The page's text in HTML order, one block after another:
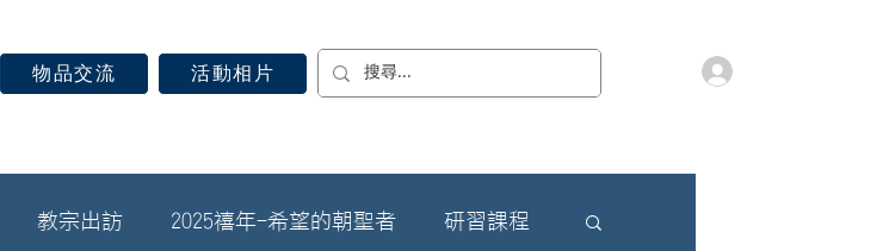
物品交流 活動相片
教宗出訪 2025禧年-希望的朝聖者 研習課程